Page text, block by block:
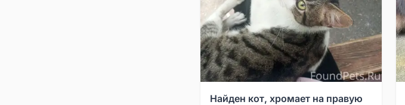
Найден кот, хромает на правую